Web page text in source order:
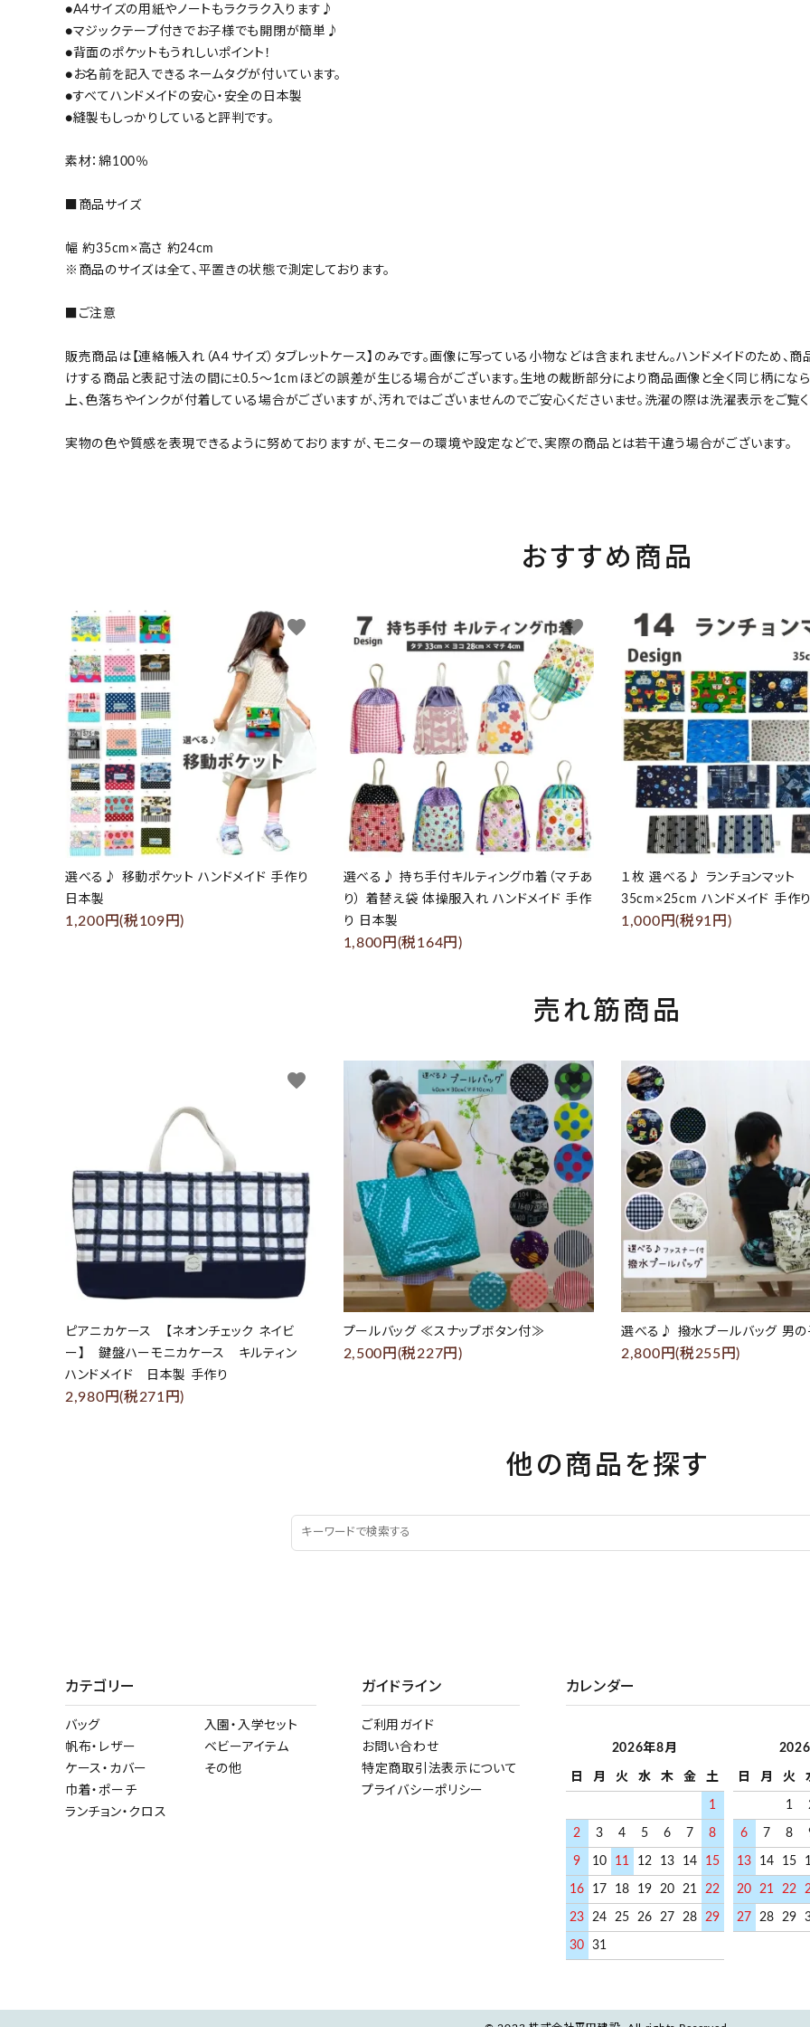
●A4サイズの用紙やノートもラクラク入ります♪
●マジックテープ付きでお子様でも開閉が簡単♪
●背面のポケットもうれしいポイント！
●お名前を記入できるネームタグが付いています。
●すべてハンドメイドの安心・安全の日本製
●縫製もしっかりしていると評判です。
素材：綿100％
■商品サイズ
幅 約35cm×高さ 約24cm
※商品のサイズは全て、平置きの状態で測定しております。
■ご注意
販売商品は【連絡帳入れ（A４サイズ）タブレットケース】のみです。画像に写っている小物などは含まれません。ハンドメイドのため、
けする商品と表記寸法の間に±0.5～1cmほどの誤差が生じる場合がございます。生地の裁断部分により商品画像と全く同じ柄にな
上、色落ちやインクが付着している場合がございますが、汚れではございませんのでご安心くださいませ。洗濯の際は洗濯表示をご覧く
実物の色や質感を表現できるように努めておりますが、モニターの環境や設定などで、実際の商品とは若干違う場合がございます。
おすすめ商品
選べる♪ 移動ポケット ハンドメイド 手作り
日本製
1,200円(税109円)
favorite
選べる♪ 持ち手付キルティング巾着（マチあ
り） 着替え袋 体操服入れ ハンドメイド 手作
り 日本製
1,800円(税164円)
favorite
１枚 選べる♪ ランチョンマット
35cm×25cm ハンドメイド 手作
1,000円(税91円)
売れ筋商品
ピアニカケース 【ネオンチェック ネイビ
ー】 鍵盤ハーモニカケース キルティン
ハンドメイド 日本製 手作り
2,980円(税271円)
favorite
プールバッグ ≪スナップボタン付≫
2,500円(税227円)
favorite
選べる♪ 撥水プールバッグ 男の
2,800円(税255円)
他の商品を探す
カテゴリー
バッグ
帆布・レザー
ケース・カバー
巾着・ポーチ
ランチョン・クロス
入園・入学セット
ベビーアイテム
その他
ガイドライン
ご利用ガイド
お問い合わせ
特定商取引法表示について
プライバシーポリシー
カレンダー
2026年8月
日 月 火 水 木 金 土
1
2 3 4 5 6 7 8
9 10 11 12 13 14 15
16 17 18 19 20 21 22
23 24 25 26 27 28 29
30 31
日 月 火
1
6 7 8
13 14 15
20 21 22
27 28 29